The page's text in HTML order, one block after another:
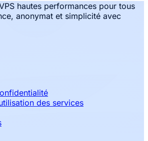
hautes performances pour tous
anonymat et simplicité avec
des services